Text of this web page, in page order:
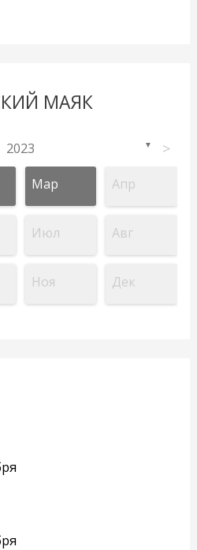
МАЯК
2023 ▼ >
Мар Апр
Июл Авг
Ноя Дек